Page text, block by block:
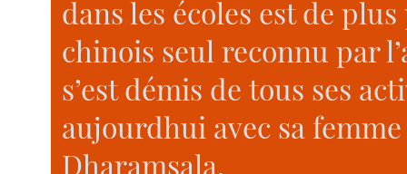
dans les écoles est de
chinois seul reconnu par
s’est démis de tous ses
aujourdhui avec sa
Dharamsala.